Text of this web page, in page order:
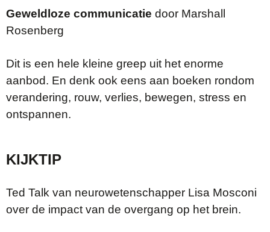
Geweldloze communicatie door Marshall
Rosenberg
Dit is een hele kleine greep uit het enorme
aanbod. En denk ook eens aan boeken rondom
verandering, rouw, verlies, bewegen, stress en
ontspannen.
KIJKTIP
Ted Talk van neurowetenschapper Lisa Mosconi
over de impact van de overgang op het brein.